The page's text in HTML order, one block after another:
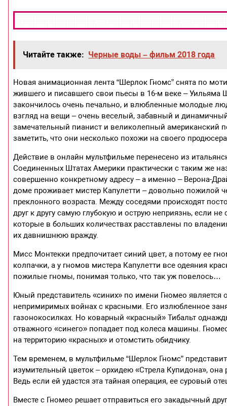
Читайте также: Черные воды – фильм 2018 года
Новая анимационная лента “Шерлок Гномс” снята по
жившего и писавшего свои пьесы в 16-м веке – Уильяма
закончилось очень печально, и влюбленные молодые
взгляд на вещи – очень веселый, забавный и
замечательный пианист и великолепный американский
заметить, что они несколько похожи на своего
Действие в онлайн мультфильме перенесено из
Соединенных Штатах Америки практически с таким же
совершенно конкретному адресу – а именно – Верона-
доме проживает мистер Капулетти – довольно пожилой
преклонного возраста. Между соседями происходят
друг к другу самую глубокую и острую неприязнь, если
которые в больших количествах расставлены по
их давнишнюю вражду.
Мисс Монтекки предпочитает синий цвет, а потому ее
колпачки, а у гномов мистера Капулетти все одеяния
пожилые гномы, понимая только, что так уж повелось…
Юный представитель «синих» по имени Гномео
непримиримых войнах с красными. Его излюбленное
газонокосилках. Но коварный «красный» Тибальт
отважного «синего» попадает под колеса машины.
на территорию «красных» и отомстить обидчику.
Тем временем, в мультфильме “Шерлок Гномс”
изумительный цветок – орхидею «Стрела Купидона»,
Ведь если ей удастся эта тайная операция, ее суровый
Вместе с Гномео решает отправиться его закадычный